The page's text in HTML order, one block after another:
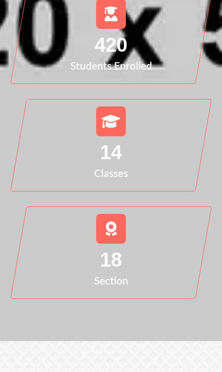
420
Students Enrolled
14
Classes
18
Section